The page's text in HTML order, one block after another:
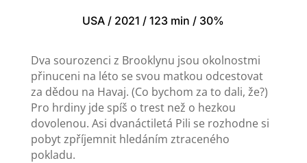
USA / 2021 / 123 min / 30%
Dva sourozenci z Brooklynu jsou okolnostmi
přinuceni na léto se svou matkou odcestovat
za dědou na Havaj. (Co bychom za to dali, že?)
Pro hrdiny jde spíš o trest než o hezkou
dovolenou. Asi dvanáctiletá Pili se rozhodne si
pobyt zpříjemnit hledáním ztraceného
pokladu.